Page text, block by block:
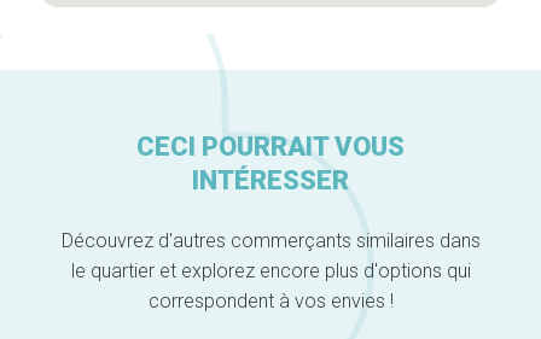
CECI POURRAIT VOUS
INTÉRESSER
Découvrez d'autres commerçants similaires dans
le quartier et explorez encore plus d'options qui
correspondent à vos envies !